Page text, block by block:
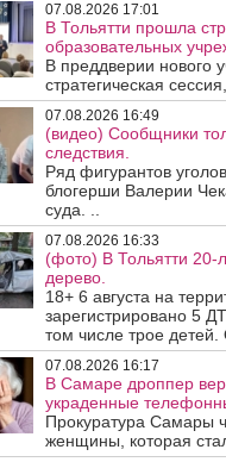
07.08.2026 17:01
В Тольятти прошла
образовательных
В преддверии нового
стратегическая
07.08.2026 16:49
(видео) Сообщники
следствия.
Ряд фигурантов
блогерши Валерии
суда. ..
07.08.2026 16:33
(фото) В Тольятти 20-
дерево.
18+ 6 августа на
зарегистрировано 5
том числе трое
07.08.2026 16:17
В Самаре дроппер
украденные
Прокуратура Самары
женщины, которая